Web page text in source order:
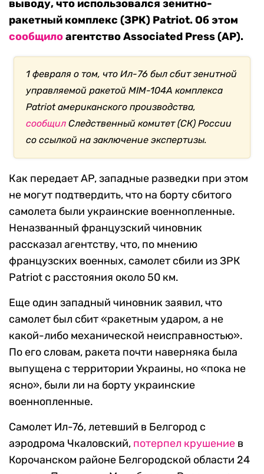
выводу, что использовался зенитно-
ракетный комплекс (ЗРК) Patriot. Об этом
сообщилоагентство Associated Press (AP).
1 февраля о том, что Ил-76 был сбит зенитной
управляемой ракетой MIM-104A комплекса
Patriot американского производства,
сообщил Следственный комитет (СК) России
со ссылкой на заключение экспертизы.
Как передает AP, западные разведки при этом
не могут подтвердить, что на борту сбитого
самолета были украинские военнопленные.
Неназванный французский чиновник
рассказал агентству, что, по мнению
французских военных, самолет сбили из ЗРК
Patriot с расстояния около 50 км.
Еще один западный чиновник заявил, что
самолет был сбит «ракетным ударом, а не
какой-либо механической неисправностью».
По его словам, ракета почти наверняка была
выпущена с территории Украины, но «пока не
ясно», были ли на борту украинские
военнопленные.
Самолет Ил-76, летевший в Белгород с
аэродрома Чкаловский, потерпел крушение в
Корочанском районе Белгородской области 24